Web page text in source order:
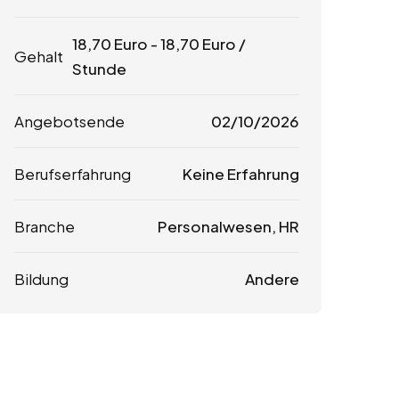
Gehalt
18,70 Euro -18,70 Euro /
Stunde
Angebotsende 02/10/2026
Berufserfahrung Keine Erfahrung
Branche Personalwesen, HR
Bildung Andere